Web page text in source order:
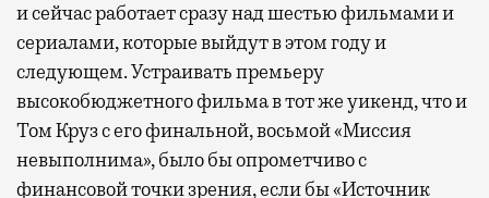
и сейчас работает сразу над шестью фильмами и
сериалами, которые выйдут в этом году и
следующем. Устраивать премьеру
высокобюджетного фильма в тот же уикенд, что и
Том Круз с его финальной, восьмой «Миссия
невыполнима», было бы опрометчиво с
финансовой точки зрения, если бы «Источник